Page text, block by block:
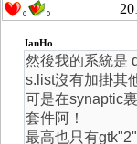
0 0
IanHo
然後我的系統是
s.list沒有加掛其
可是在synaptic
套件阿！
最高也只有